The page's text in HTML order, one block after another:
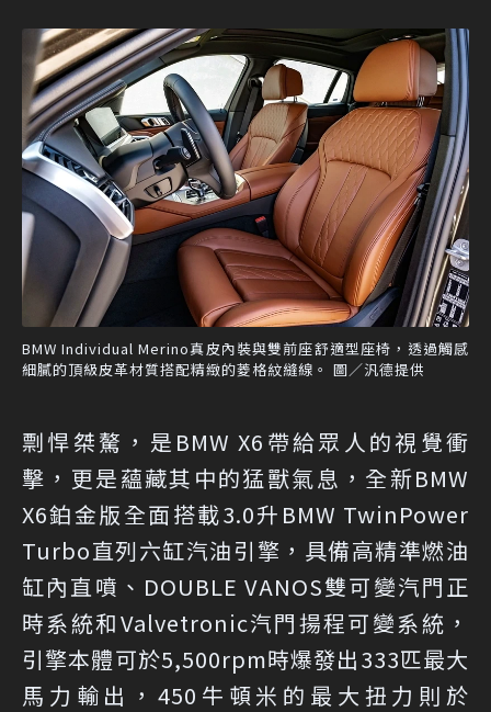
BMW Individual Merino真皮內裝與雙前座舒適型座椅，透過觸感
細膩的頂級皮革材質搭配精緻的菱格紋縫線。 圖／汎德提供
剽悍桀驁，是BMW X6帶給眾人的視覺衝
擊，更是蘊藏其中的猛獸氣息，全新BMW
X6鉑金版全面搭載3.0升BMW TwinPower
Turbo直列六缸汽油引擎，具備高精準燃油
缸內直噴、DOUBLE VANOS雙可變汽門正
時系統和Valvetronic汽門揚程可變系統，
引擎本體可於5,500rpm時爆發出333匹最大
馬力輸出，450牛頓米的最大扭力則於